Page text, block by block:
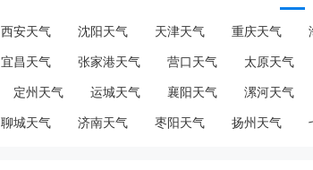
西安天气 沈阳天气 天津天气 重庆天气
宜昌天气 张家港天气 营口天气 太原天气
定州天气 运城天气 襄阳天气 漯河天气
聊城天气 济南天气 枣阳天气 扬州天气